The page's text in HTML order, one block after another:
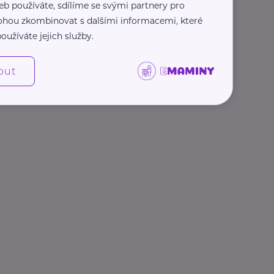
používáte, sdílíme se svými partnery pro
zkombinovat s dalšími informacemi, které
jejich služby.